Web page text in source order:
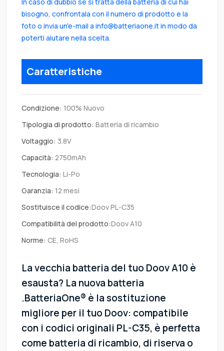
In caso di dubbio se si tratta della batteria di cui hai
bisogno, confrontala con il numero di prodotto e la
foto o invia un'e-mail a info@batteriaone.it in modo da
poterti aiutare nella scelta.
Caratteristiche
Condizione: 100% Nuovo
Tipologia di prodotto: Batteria di ricambio
Voltaggio: 3.8V
Capacità: 2750mAh
Tecnologia: Li-Po
Garanzia: 12 mesi
Sostituisce il codice:Doov PL-C35
Compatibilità del prodotto:Doov A10
Norme: CE, RoHS
La vecchia batteria del tuo Doov A10 è
esausta? La nuova batteria
.BatteriaOne® è la sostituzione
migliore per il tuo Doov: compatibile
con i codici originali PL-C35, è perfetta
come batteria di ricambio, di riserva o